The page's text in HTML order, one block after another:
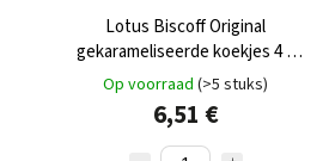
Lotus Biscoff Original
gekarameliseerde koekjes 4 x
200 g
Op voorraad (>5 stuks)
6,51 €